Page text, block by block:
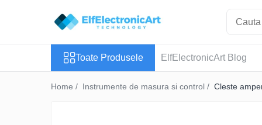
Toate Produsele ElfElectronicArt Blog
Home / Instrumente de masura si control / Cleste